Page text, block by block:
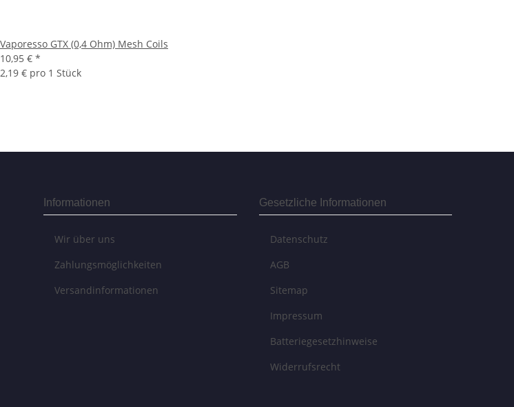
Vaporesso GTX (0,4 Ohm) Mesh Coils
10,95 € *
2,19 € pro 1 Stück
Informationen
Wir über uns
Zahlungsmöglichkeiten
Versandinformationen
Gesetzliche Informationen
Datenschutz
AGB
Sitemap
Impressum
Batteriegesetzhinweise
Widerrufsrecht